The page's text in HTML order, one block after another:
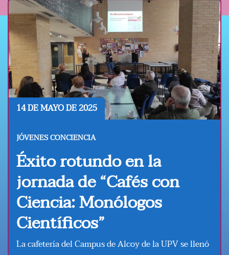
14 DE MAYO DE 2025
JÓVENES CONCIENCIA
Éxito rotundo en la
jornada de “Cafés con
Ciencia: Monólogos
Científicos”
La cafetería del Campus de Alcoy de la UPV se llenó